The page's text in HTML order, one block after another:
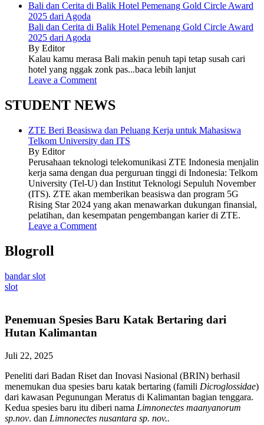
Bali dan Cerita di Balik Hotel Pemenang Gold Circle Award
2025 dari Agoda
Bali dan Cerita di Balik Hotel Pemenang Gold Circle Award
2025 dari Agoda
By Editor
Kalau kamu merasa Bali makin penuh tapi tetap susah cari
hotel yang nggak zonk pas...baca lebih lanjut
Leave a Comment
STUDENT NEWS
ZTE Beri Beasiswa dan Peluang Kerja untuk Mahasiswa
Telkom University dan ITS
By Editor
Perusahaan teknologi telekomunikasi ZTE Indonesia menjalin
kerja sama dengan dua perguruan tinggi di Indonesia: Telkom
University (Tel-U) dan Institut Teknologi Sepuluh November
(ITS). ZTE akan memberikan beasiswa dan program 5G
Rising Star 2024 yang akan menawarkan dukungan finansial,
pelatihan, dan kesempatan pengembangan karier di ZTE.
Leave a Comment
Blogroll
bandar slot
slot
Penemuan Spesies Baru Katak Bertaring dari
Hutan Kalimantan
Juli 22, 2025
Peneliti dari Badan Riset dan Inovasi Nasional (BRIN) berhasil
menemukan dua spesies baru katak bertaring (famili Dicroglossidae)
dari kawasan Pegunungan Meratus di Kalimantan bagian tenggara.
Kedua spesies baru itu diberi nama Limnonectes maanyanorum
sp.nov. dan Limnonectes nusantara sp. nov..